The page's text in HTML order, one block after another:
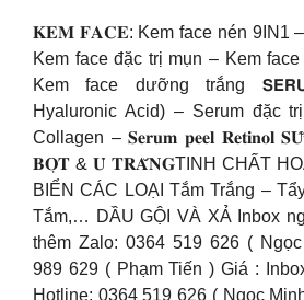
𝐊𝐄𝐌 𝐅𝐀𝐂𝐄: Kem face nén 9IN1 –
Kem face đặc trị mụn – Kem
Kem face dưỡng trắng
Hyaluronic Acid) – Serum đặc
Collagen – 𝐒𝐞𝐫𝐮𝐦 𝐩𝐞𝐞𝐥
𝐁𝐎̣𝐓 & 𝐔̉ 𝐓𝐑𝐀̆́𝐍𝐆TINH CHẤT
BIỂN CÁC LOẠI Tắm Trắng –
Tắm,… DẦU GỘI VÀ XẢ Inbox
thêm Zalo: 0364 519 626 (
989 629 ( Phạm Tiến ) Giá :
Hotline: 0364 519 626 ( Ngọc